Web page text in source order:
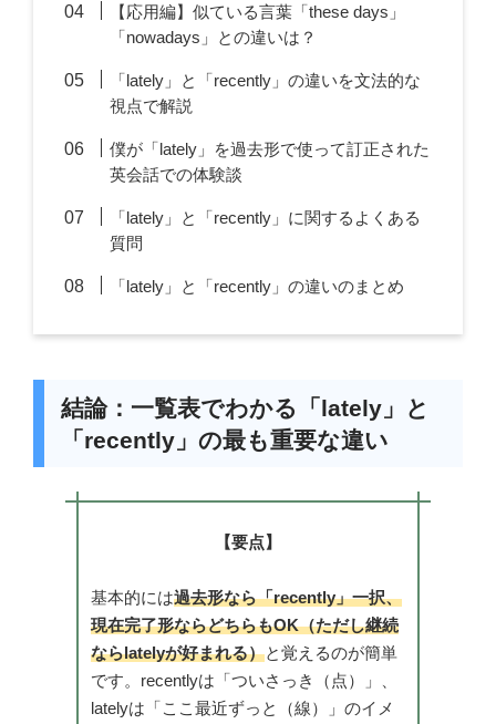
【応用編】似ている言葉「these days」
「nowadays」との違いは？
「lately」と「recently」の違いを文法的な
視点で解説
僕が「lately」を過去形で使って訂正された
英会話での体験談
「lately」と「recently」に関するよくある
質問
「lately」と「recently」の違いのまとめ
結論：一覧表でわかる「lately」と
「recently」の最も重要な違い
【要点】
基本的には過去形なら「recently」一択、
現在完了形ならどちらもOK（ただし継続
ならlatelyが好まれる）と覚えるのが簡単
です。recentlyは「ついさっき（点）」、
latelyは「ここ最近ずっと（線）」のイメ